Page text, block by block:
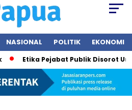
NASIONAL POLITIK EKONOMI
Etika Pejabat Publik Disorot Usai